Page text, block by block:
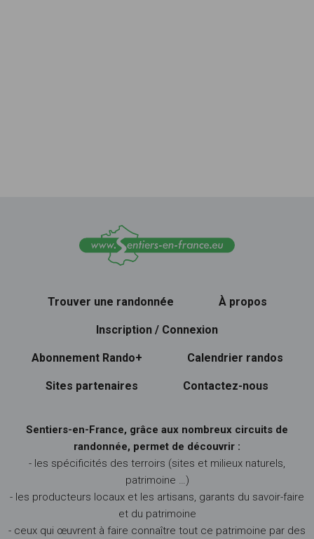
Trouver une randonnée À propos
Inscription / Connexion
Abonnement Rando+ Calendrier randos
Sites partenaires Contactez-nous
Sentiers-en-France, grâce aux nombreux circuits de
randonnée, permet de découvrir :
- les spécificités des terroirs (sites et milieux naturels,
patrimoine …)
- les producteurs locaux et les artisans, garants du savoir-faire
et du patrimoine
- ceux qui œuvrent à faire connaître tout ce patrimoine par des